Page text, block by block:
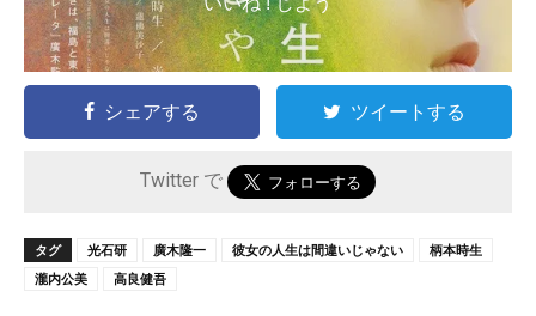
シェアする ツイートする
Twitter で
タグ 光石研 廣木隆一 彼女の人生は間違いじゃない
柄本時生
瀧内公美
高良健吾